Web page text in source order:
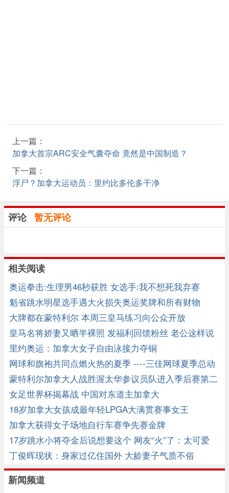
上一篇：
加拿大首宗ARC安全气囊夺命 竟然是中国制造？
下一篇：
浮尸？加拿大运动员：里约比多伦多干净
评论 暂无评论
相关阅读
奥运拳击:生理男46秒获胜 女选手:我不想死我弃赛
魁省跳水明星选手遇大火损失奥运奖牌和所有财物
大牌都在蒙特利尔 本周三皇马练习向公众开放
皇马名将娇妻又晒半裸照 发福利回馈粉丝 老公这样说
里约奥运：加拿大女子自由泳接力夺铜
网球和旗袍共同点燃火热的夏季 ----三佳网球夏季总动
员在蒙城举行 ...
蒙特利尔加拿大人战胜渥太华参议员队进入季后赛第二
轮
女足世界杯揭幕战 中国对东道主加拿大
18岁加拿大女孩成最年轻LPGA大满贯赛事女王
加拿大获得女子场地自行车赛争先赛金牌
17岁跳水小将夺金后说想要这个 网友“火”了：太可爱
了！
丁俊晖现状：身家过亿住国外 大龄妻子气质不俗
新闻频道